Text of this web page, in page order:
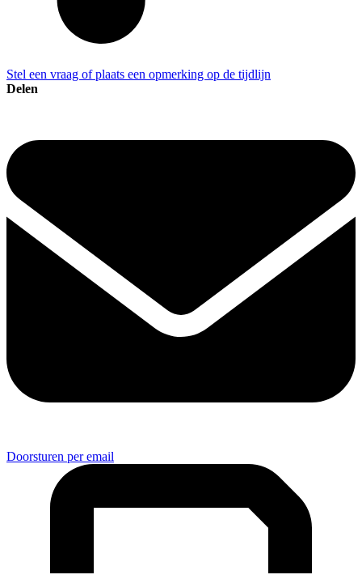
Stel een vraag of plaats een opmerking op de tijdlijn
Delen
Doorsturen per email